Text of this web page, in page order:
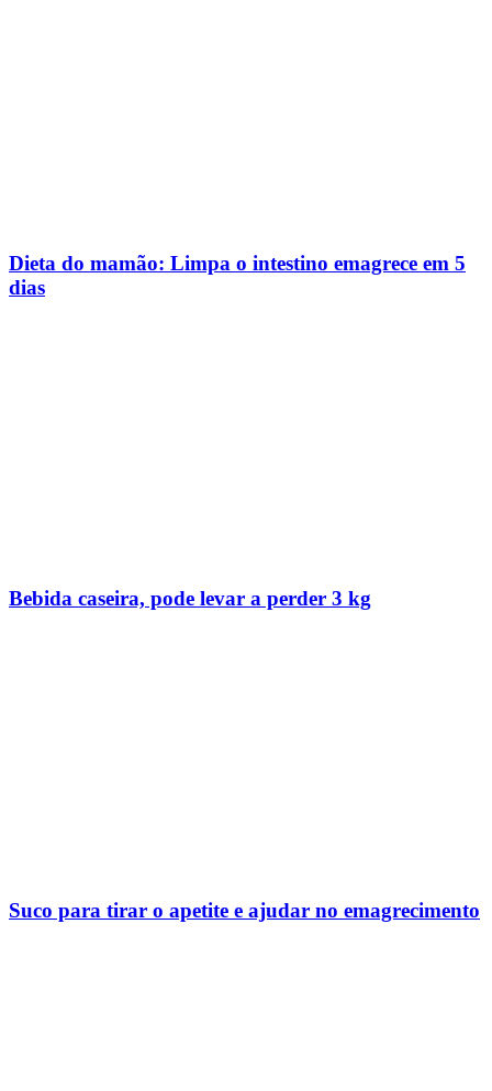
Dieta do mamão: Limpa o intestino emagrece em 5
dias
Bebida caseira, pode levar a perder 3 kg
Suco para tirar o apetite e ajudar no emagrecimento